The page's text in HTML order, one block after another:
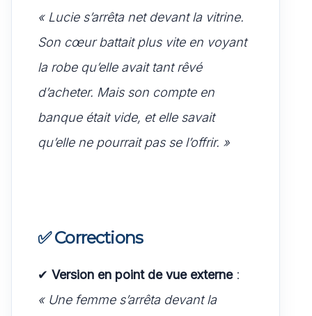
« Lucie s’arrêta net devant la vitrine.
Son cœur battait plus vite en voyant
la robe qu’elle avait tant rêvé
d’acheter. Mais son compte en
banque était vide, et elle savait
qu’elle ne pourrait pas se l’offrir. »
✅Corrections
✔ Version en point de vue externe:
« Une femme s’arrêta devant la